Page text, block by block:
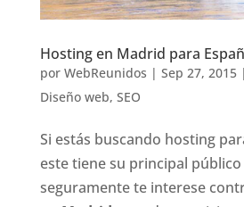
Hosting en Madrid para
por WebReunidos | Sep 27, 2015|
Diseño web, SEO
Si estás buscando hosting
este tiene su principal público
seguramente te interese